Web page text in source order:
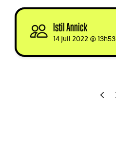
Istil Annicksigned
14 juil 2022 @ 13h53